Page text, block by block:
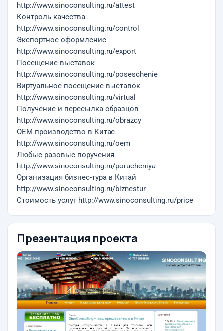
http://www.sinoconsulting.ru/attest
Контроль качества
http://www.sinoconsulting.ru/control
Экспортное оформление
http://www.sinoconsulting.ru/export
Посещение выставок
http://www.sinoconsulting.ru/poseschenie
Виртуальное посещение выставок
http://www.sinoconsulting.ru/virtual
Получение и пересылка образцов
http://www.sinoconsulting.ru/obrazcy
OEM производство в Китае
http://www.sinoconsulting.ru/oem
Любые разовые поручения
http://www.sinoconsulting.ru/porucheniya
Организация бизнес-тура в Китай
http://www.sinoconsulting.ru/biznestur
Стоимость услуг http://www.sinoconsulting.ru/price
Презентация проекта